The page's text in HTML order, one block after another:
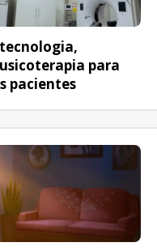
para
pacientes